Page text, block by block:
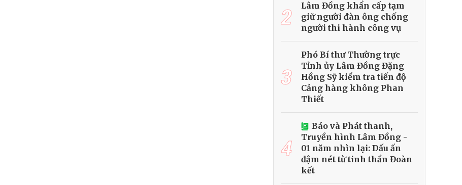
2
Lâm Đồng khẩn cấp tạm
giữ người đàn ông chống
người thi hành công vụ
3
Phó Bí thư Thường trực
Tỉnh ủy Lâm Đồng Đặng
Hồng Sỹ kiểm tra tiến độ
Cảng hàng không Phan
Thiết
4
Báo và Phát thanh,
Truyền hình Lâm Đồng -
01 năm nhìn lại: Dấu ấn
đậm nét từ tinh thần Đoàn
kết